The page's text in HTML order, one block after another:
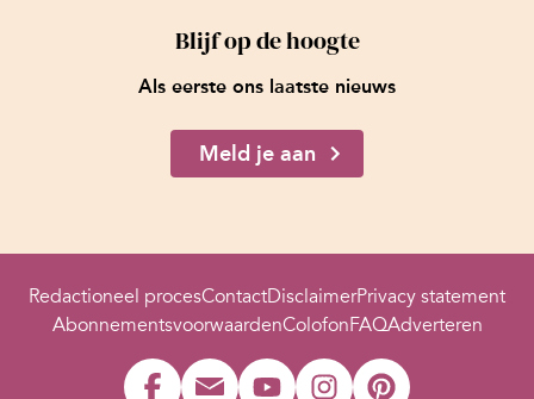
Blijf op de hoogte
Als eerste ons laatste nieuws
Meld je aan
Redactioneel procesContactDisclaimerPrivacy statement
AbonnementsvoorwaardenColofonFAQAdverteren